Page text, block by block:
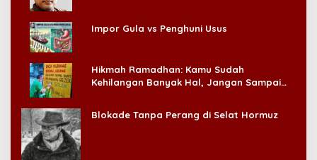
Impor Gula vs Penghuni Usus
Hikmah Ramadhan: Kamu Sudah
Kehilangan Banyak Hal, Jangan Sampai
Blokade Tanpa Perang di Selat Hormuz